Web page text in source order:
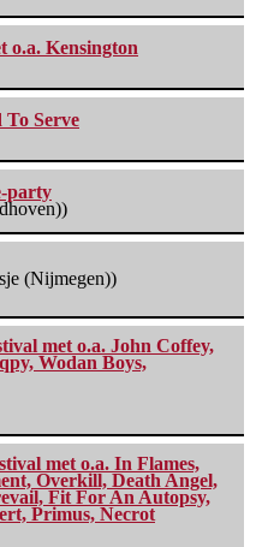
o.a. Kensington
To Serve
party
(Nijmegen))
met o.a. John Coffey,
Wodan Boys,
met o.a. In Flames,
Overkill, Death Angel,
Fit For An Autopsy,
Primus, Necrot